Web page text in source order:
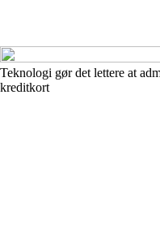
Teknologi gør det lettere at
kreditkort